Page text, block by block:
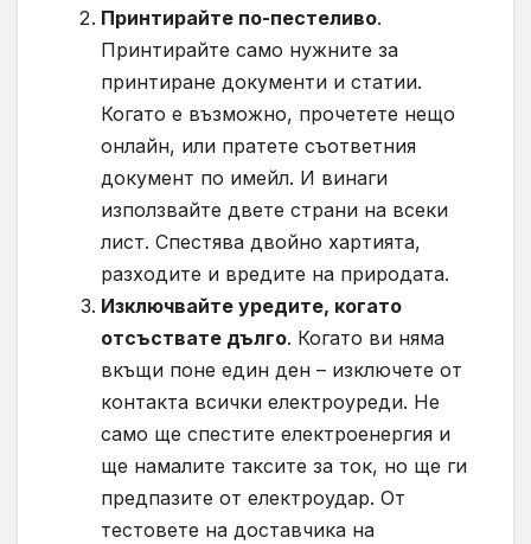
Принтирайте по-пестеливо.
Принтирайте само нужните за
принтиране документи и статии.
Когато е възможно, прочетете нещо
онлайн, или пратете съответния
документ по имейл. И винаги
използвайте двете страни на всеки
лист. Спестява двойно хартията,
разходите и вредите на природата.
Изключвайте уредите, когато
отсъствате дълго. Когато ви няма
вкъщи поне един ден – изключете от
контакта всички електроуреди. Не
само ще спестите електроенергия и
ще намалите таксите за ток, но ще ги
предпазите от електроудар. От
тестовете на доставчика на